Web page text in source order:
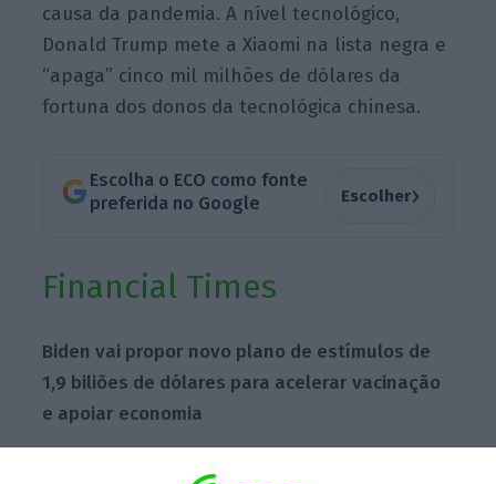
causa da pandemia. A nível tecnológico,
Donald Trump mete a Xiaomi na lista negra e
“apaga” cinco mil milhões de dólares da
fortuna dos donos da tecnológica chinesa.
Escolha o ECO como fonte
preferida no Google
Escolher›
Financial Times
Biden vai propor novo plano de estímulos de
1,9 biliões de dólares para acelerar vacinação
e apoiar economia